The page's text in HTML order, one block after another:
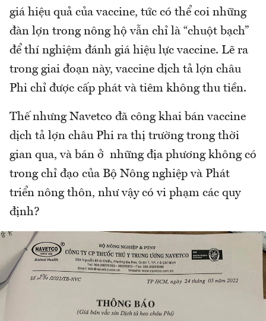
giá hiệu quả của vaccine, tức có thể coi những
đàn lợn trong nông hộ vẫn chỉ là “chuột bạch”
để thí nghiệm đánh giá hiệu lực vaccine. Lẽ ra
trong giai đoạn này, vaccine dịch tả lợn châu
Phi chỉ được cấp phát và tiêm không thu tiền.
Thế nhưng Navetco đã công khai bán vaccine
dịch tả lợn châu Phi ra thị trường trong thời
gian qua, và bán ở những địa phương không có
trong chỉ đạo của Bộ Nông nghiệp và Phát
triển nông thôn, như vậy có vi phạm các quy
định?